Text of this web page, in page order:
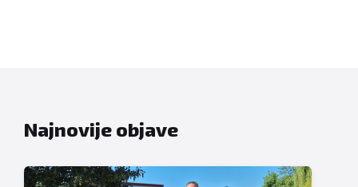
Najnovije objave